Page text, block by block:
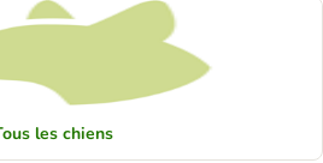
les chiens